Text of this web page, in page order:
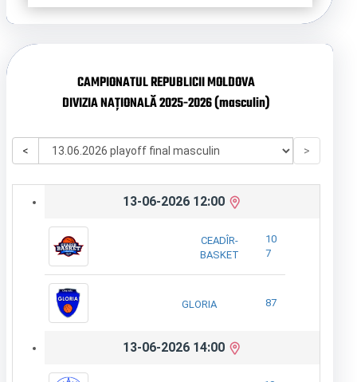
CAMPIONATUL REPUBLICII MOLDOVA
DIVIZIA NAȚIONALĂ 2025-2026 (masculin)
< >
13-06-2026 12:00
CEADÎR-
BASKET
10
7
GLORIA 87
13-06-2026 14:00